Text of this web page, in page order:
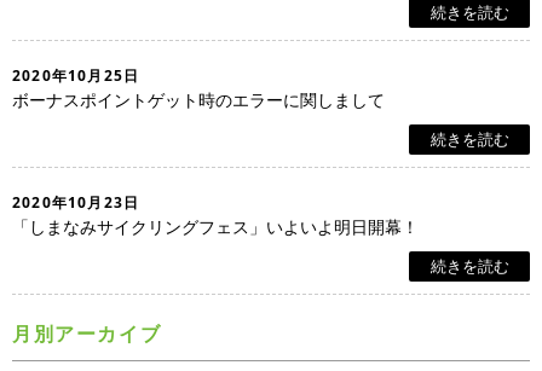
続きを読む
2020年10月25日
ボーナスポイントゲット時のエラーに関しまして
続きを読む
2020年10月23日
「しまなみサイクリングフェス」いよいよ明日開幕！
続きを読む
月別アーカイブ